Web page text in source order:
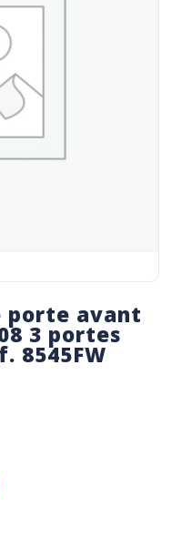
porte avant
3 portes
8545FW